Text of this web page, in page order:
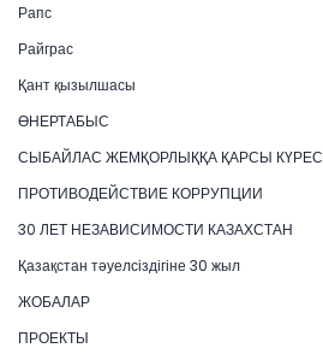
Рапс
Райграс
Қант қызылшасы
ӨНЕРТАБЫС
СЫБАЙЛАС ЖЕМҚОРЛЫҚҚА ҚАРСЫ КҮРЕС
ПРОТИВОДЕЙСТВИЕ КОРРУПЦИИ
30 ЛЕТ НЕЗАВИСИМОСТИ КАЗАХСТАН
Қазақстан тәуелсіздігіне 30 жыл
ЖОБАЛАР
ПРОЕКТЫ